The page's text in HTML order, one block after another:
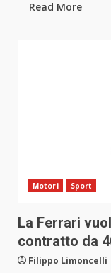
Read More
Motori Sport
La Ferrari
contratto da
Filippo Limoncelli